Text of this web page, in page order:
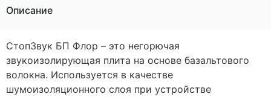
Описание
СтопЗвук БП Флор – это негорючая
звукоизолирующая плита на основе базальтового
волокна. Используется в качестве
шумоизоляционного слоя при устройстве